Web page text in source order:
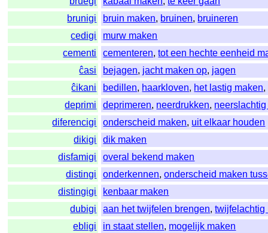
brunigi
bruin maken, bruinen, bruineren
cedigi
murw maken
cementi
cementeren,tot een hechte eenheid
ĉasi
bejagen, jacht maken op, jagen
ĉikani
bedillen, haarkloven, het lastig maken,
deprimi
deprimeren, neerdrukken,
diferencigi
onderscheid maken, uit elkaar houden
dikigi
dik maken
disfamigi
overal bekend maken
distingi
onderkennen,onderscheid maken
distingigi
kenbaar maken
dubigi
aan het twijfelen brengen,twijfelachtig
ebligi
in staat stellen, mogelijk maken